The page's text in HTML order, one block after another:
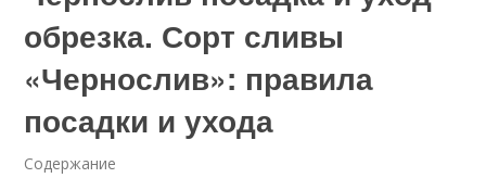
обрезка. Сорт сливы
«Чернослив»: правила
посадки и ухода
Содержание